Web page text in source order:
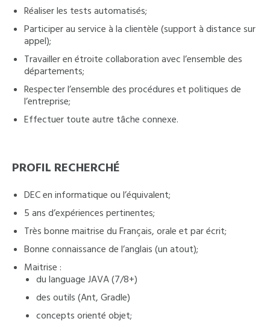
Réaliser les tests automatisés;
Participer au service à la clientèle (support à distance sur
appel);
Travailler en étroite collaboration avec l’ensemble des
départements;
Respecter l’ensemble des procédures et politiques de
l’entreprise;
Effectuer toute autre tâche connexe.
PROFIL RECHERCHÉ
DEC en informatique ou l’équivalent;
5 ans d’expériences pertinentes;
Très bonne maitrise du Français, orale et par écrit;
Bonne connaissance de l’anglais (un atout);
Maitrise :
du language JAVA (7/8+)
des outils (Ant, Gradle)
concepts orienté objet;